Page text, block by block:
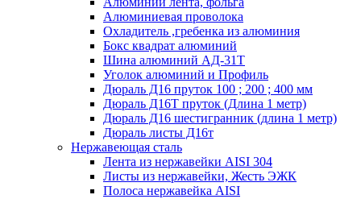
Алюминиевая проволока
Охладитель ,гребенка из алюминия
Бокс квадрат алюминий
Шина алюминий АД-31Т
Уголок алюминий и Профиль
Дюраль Д16 пруток 100 ; 200 ; 400 мм
Дюраль Д16Т пруток (Длина 1 метр)
Дюраль Д16 шестигранник (длина 1 метр)
Дюраль листы Д16т
Нержавеющая сталь
Лента из нержавейки AISI 304
Листы из нержавейки, Жесть ЭЖК
Полоса нержавейка АISI